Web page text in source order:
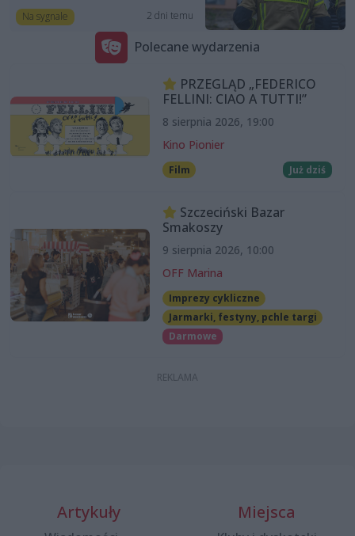
Na sygnale 2 dni temu
Polecane wydarzenia
PRZEGLĄD „FEDERICO
FELLINI: CIAO A TUTTI!”
8 sierpnia 2026, 19:00
Kino Pionier
Film Już dziś
Szczeciński Bazar
Smakoszy
9 sierpnia 2026, 10:00
OFF Marina
Imprezy cykliczne
Jarmarki, festyny, pchle targi
Darmowe
Artykuły Miejsca